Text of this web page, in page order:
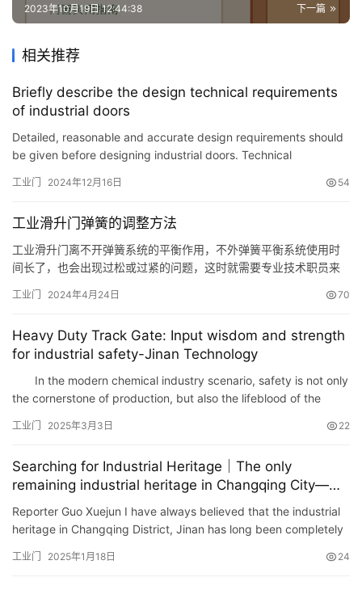
修
门
资
讯
联
系
们
下一篇
2023年10月19日 12:44:38
相关推荐
Briefly describe the design technical requirements
of industrial doors
Detailed, reasonable and accurate design requirements should
be given before designing industrial doors. Technical
important in…
工业门 2024年12月16日 54
工业滑升门弹簧的调整方法
工业滑升门离不开弹簧系统的平衡作用，不外弹簧平衡系统使用时
间长了，也会出现过松或过紧的问题，这时就需要专业技术职员来
松紧的问题了。弹簧调松、调紧的方法不同，详细内容如下所示：
杂，需要两人配合完成。控制时，先用鼎力钳夹住紧簧座四周的
轴，然后一…
工业门 2024年4月24日 70
Heavy Duty Track Gate: Input wisdom and strength
for industrial safety-Jinan Technology
In the modern chemical industry scenario, safety is not only
the cornerstone of production, but also the lifeblood of the
工业门 2025年3月3日 22
Searching for Industrial Heritage｜The only
remaining industrial heritage in Changqing City—
Changqing Steel Window Factory
Reporter Guo Xuejun I have always believed that the industrial
heritage in Changqing District, Jinan has long been completely
工业门 2025年1月18日 24